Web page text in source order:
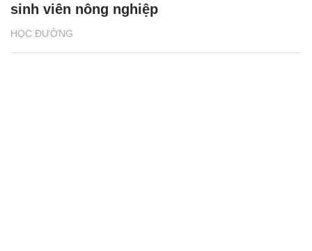
HỌC ĐƯỜNG
sinh viên nông nghiệp